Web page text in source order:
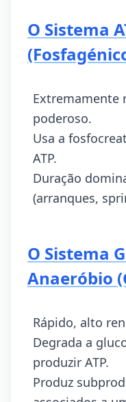
O Sistema
Extremamente
poderoso.
Usa a
ATP.
Duração
(arranques,
O Sistema
Anaeróbio
Rápido, alto
Degrada a
produzir ATP.
Produz